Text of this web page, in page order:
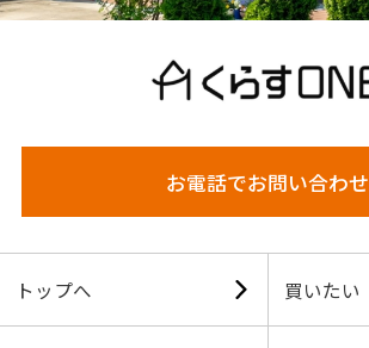
お電話でお問い合わせ
トップへ 買いたい